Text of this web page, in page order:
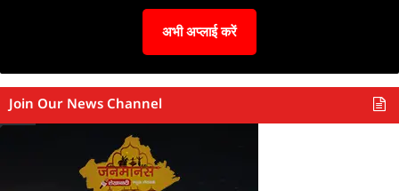
अभी अप्लाई करें
Join Our News Channel